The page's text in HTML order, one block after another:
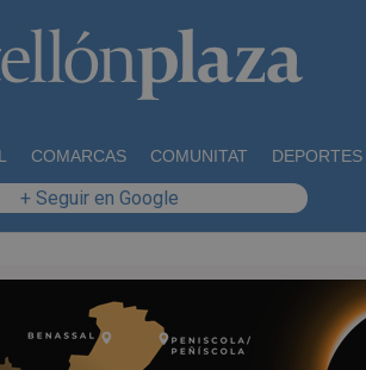
COMARCAS COMUNITAT DEPORTES
+ Seguir en Google